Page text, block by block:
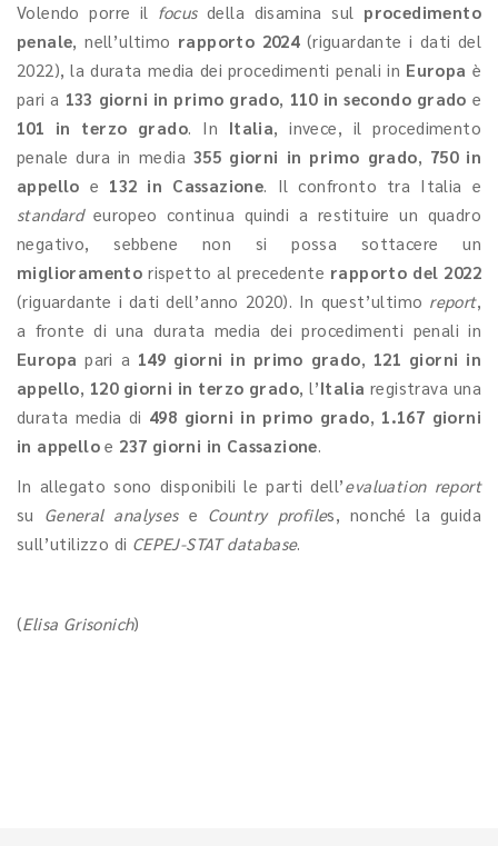
Volendo porre il focusdella disamina sul procedimento
penale, nell’ultimo rapporto 2024 (riguardante i dati del
2022), la durata media dei procedimenti penali in Europa è
pari a 133 giorni in primo grado, 110 in secondo grado e
101 in terzo grado. In Italia, invece, il procedimento
penale dura in media 355 giorni in primo grado, 750 in
appello e 132 in Cassazione. Il confronto tra Italia e
standardeuropeo continua quindi a restituire un quadro
negativo, sebbene non si possa sottacere un
miglioramento rispetto al precedente rapporto del 2022
(riguardante i dati dell’anno 2020). In quest’ultimo report,
a fronte di una durata media dei procedimenti penali in
Europa pari a 149 giorni in primo grado, 121 giorni in
appello, 120 giorni in terzo grado, l’Italiaregistrava una
durata media di 498 giorni in primo grado, 1.167 giorni
in appello e 237 giorni in Cassazione.
In allegato sono disponibili le parti dell’evaluation report
su General analysese Country profiles, nonché la guida
sull’utilizzo di CEPEJ-STAT database.
(Elisa Grisonich)